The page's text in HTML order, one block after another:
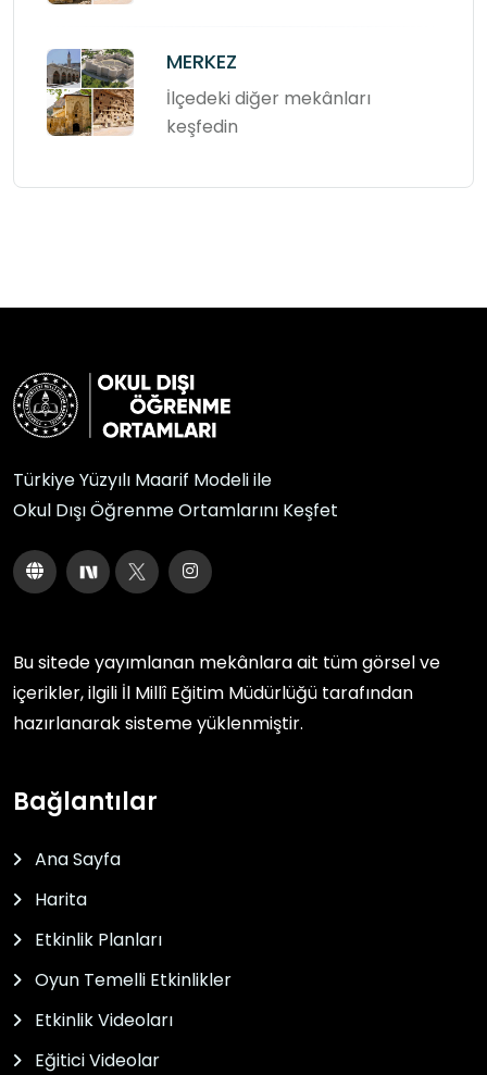
MERKEZ
İlçedeki diğer mekânları
keşfedin
Türkiye Yüzyılı Maarif Modeli ile
Okul Dışı Öğrenme Ortamlarını Keşfet
Bu sitede yayımlanan mekânlara ait tüm görsel ve
içerikler, ilgili İl Millî Eğitim Müdürlüğü tarafından
hazırlanarak sisteme yüklenmiştir.
Bağlantılar
Ana Sayfa
Harita
Etkinlik Planları
Oyun Temelli Etkinlikler
Etkinlik Videoları
Eğitici Videolar